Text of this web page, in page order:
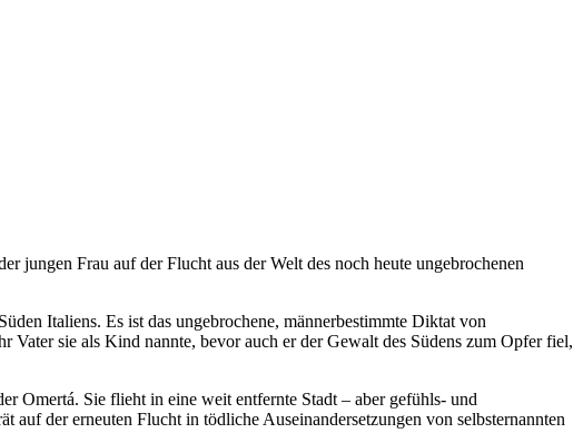
jungen Frau auf der Flucht aus der Welt des noch heute ungebrochenen
Italiens. Es ist das ungebrochene, männerbestimmte Diktat von
sie als Kind nannte, bevor auch er der Gewalt des Südens zum Opfer fiel,
Omertá. Sie flieht in eine weit entfernte Stadt – aber gefühls- und
auf der erneuten Flucht in tödliche Auseinandersetzungen von selbst­ernannten